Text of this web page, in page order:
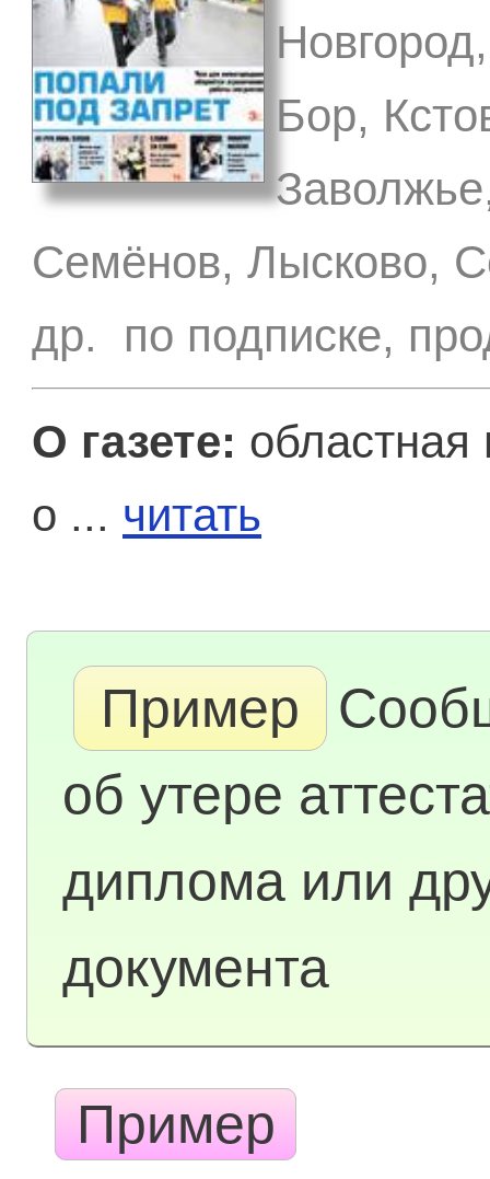
Бор,
Семёнов, Лысково,
др. по подписке,
О газете: областная
о ... читать
Пример
об утере
диплома или
документа
Пример